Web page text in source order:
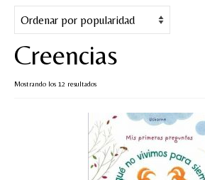
Juegos y puzles
Materiales de juego
Artesanía Waldorf
Hecho a mano
Creencias
Mostrando los 12 resultadosOrdenado
popularidad